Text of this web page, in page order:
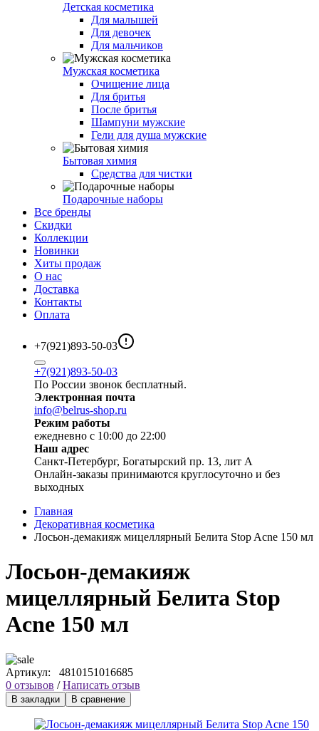
Детская косметика
Для малышей
Для девочек
Для мальчиков
Мужская косметика
Очищение лица
Для бритья
После бритья
Шампуни мужские
Гели для душа мужские
Бытовая химия
Средства для чистки
Подарочные наборы
Все бренды
Скидки
Коллекции
Новинки
Хиты продаж
О нас
Доставка
Контакты
Оплата
+7(921)893-50-03
+7(921)893-50-03
По России звонок бесплатный.
Электронная почта
info@belrus-shop.ru
Режим работы
ежедневно с 10:00 до 22:00
Наш адрес
Санкт-Петербург, Богатырский пр. 13, лит А
Онлайн-заказы принимаются круглосуточно и без
выходных
Главная
Декоративная косметика
Лосьон-демакияж мицеллярный Белита Stop Acne 150 мл
Лосьон-демакияж
мицеллярный Белита Stop
Acne 150 мл
Артикул: 4810151016685
0 отзывов /Написать отзыв
В закладки В сравнение